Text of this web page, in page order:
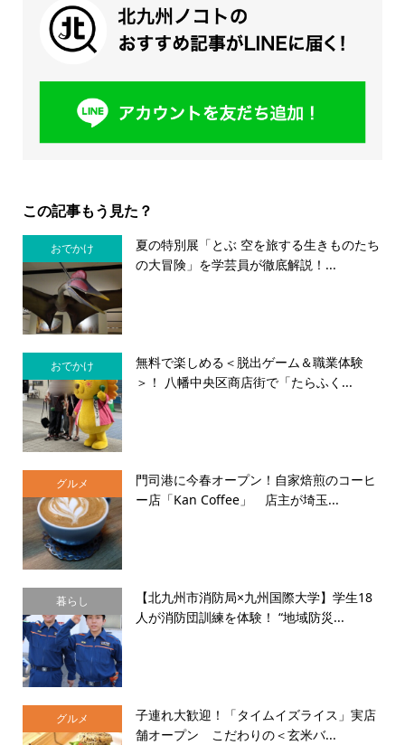
この記事もう見た？
おでかけ
夏の特別展「とぶ 空を旅する生きものたち
の大冒険」を学芸員が徹底解説！...
おでかけ
無料で楽しめる＜脱出ゲーム＆職業体験
＞！ 八幡中央区商店街で「たらふく...
グルメ
門司港に今春オープン！自家焙煎のコーヒ
ー店「Kan Coffee」 店主が埼玉...
暮らし
【北九州市消防局×九州国際大学】学生18
人が消防団訓練を体験！ “地域防災...
グルメ
子連れ大歓迎！「タイムイズライス」実店
舗オープン こだわりの＜玄米バ...